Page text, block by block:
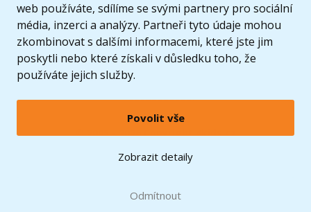
web používáte, sdílíme se svými partnery pro sociální
média, inzerci a analýzy. Partneři tyto údaje mohou
zkombinovat s dalšími informacemi, které jste jim
poskytli nebo které získali v důsledku toho, že
používáte jejich služby.
Povolit vše
Zobrazit detaily
Odmítnout
© 2005 - 2026 Copyright 4kids.cz
LEGO, logo LEGO a minifigurka jsou ochrannými známkami společnosti LEGO Group. ©
2024 The LEGO Group.
Zobrazit verzi pro desktop
při nákupu od